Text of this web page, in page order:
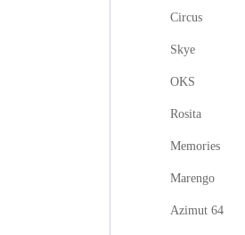
Circus
Skye
OKS
Rosita
Memories
Marengo
Azimut 64